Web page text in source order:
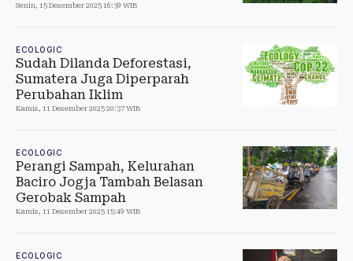
Senin, 15 Desember 2025 16:39 WIB
ECOLOGIC
Sudah Dilanda Deforestasi,
Sumatera Juga Diperparah
Perubahan Iklim
Kamis, 11 Desember 2025 20:37 WIB
ECOLOGIC
Perangi Sampah, Kelurahan
Baciro Jogja Tambah Belasan
Gerobak Sampah
Kamis, 11 Desember 2025 15:49 WIB
ECOLOGIC